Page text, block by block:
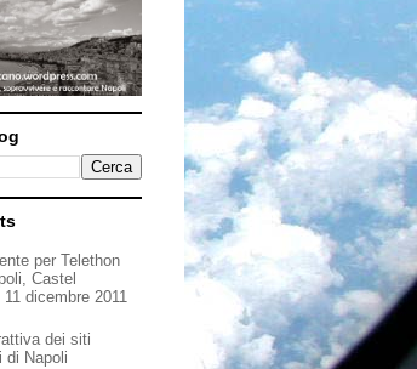
per Telethon
Castel
dicembre 2011
dei siti
di Napoli